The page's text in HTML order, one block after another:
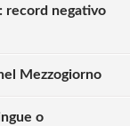
record negativo
Mezzogiorno
o